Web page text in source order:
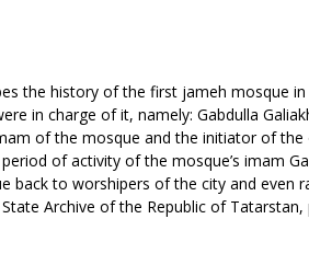
the history of the first jameh mosque
in charge of it, namely: Gabdulla
of the mosque and the initiator of the
of activity of the mosque’s imam
back to worshipers of the city and even
Archive of the Republic of